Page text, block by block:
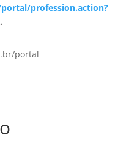
profession.action?
.
portal